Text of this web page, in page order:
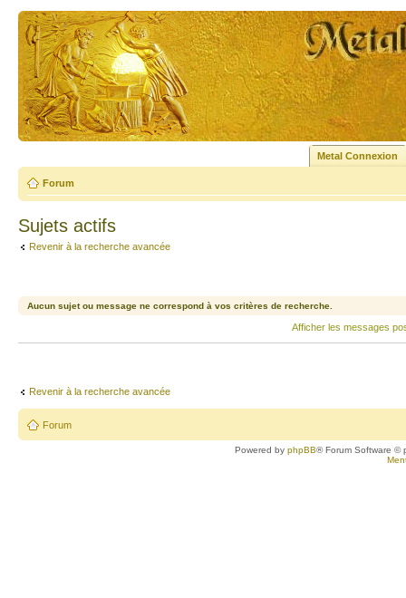
Metal Connexion
Forum
Sujets actifs
Revenir à la recherche avancée
Aucun sujet ou message ne correspond à vos critères de recherche.
Afficher les messages
Revenir à la recherche avancée
Forum
Powered byphpBB® Forum Software ©